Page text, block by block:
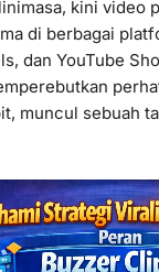
kini video
di berbagai
dan YouTube
muncul sebuah